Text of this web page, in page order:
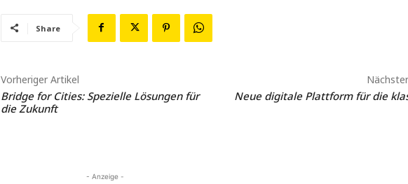
Share
Vorheriger Artikel
Bridge for Cities: Spezielle Lösungen für
die Zukunft
Neue digitale Plattform für die
- Anzeige -